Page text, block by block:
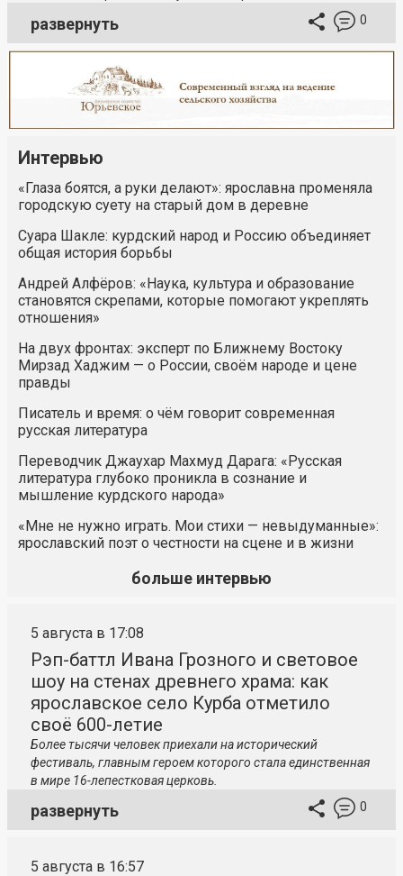
развернуть 0
Интервью
«Глаза боятся, а руки делают»: ярославна променяла
городскую суету на старый дом в деревне
Суара Шакле: курдский народ и Россию объединяет
общая история борьбы
Андрей Алфёров: «Наука, культура и образование
становятся скрепами, которые помогают укреплять
отношения»
На двух фронтах: эксперт по Ближнему Востоку
Мирзад Хаджим — о России, своём народе и цене
правды
Писатель и время: о чём говорит современная
русская литература
Переводчик Джаухар Махмуд Дарага: «Русская
литература глубоко проникла в сознание и
мышление курдского народа»
«Мне не нужно играть. Мои стихи — невыдуманные»:
ярославский поэт о честности на сцене и в жизни
больше интервью
5 августа в 17:08
Рэп-баттл Ивана Грозного и световое
шоу на стенах древнего храма: как
ярославское село Курба отметило
своё 600-летие
Более тысячи человек приехали на исторический
фестиваль, главным героем которого стала единственная
в мире 16-лепестковая церковь.
развернуть 0
5 августа в 16:57